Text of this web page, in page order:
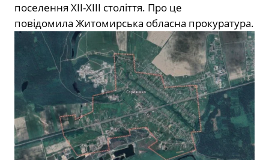
поселення ХІІ-ХІІІ століття. Про це
повідомила Житомирська обласна прокуратура.